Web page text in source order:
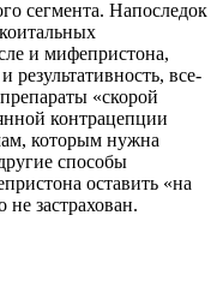
сегмента. Напоследок
и мифепристона,
все-
«скорой
контрацепции
которым нужна
способы
оставить «на
застрахован.